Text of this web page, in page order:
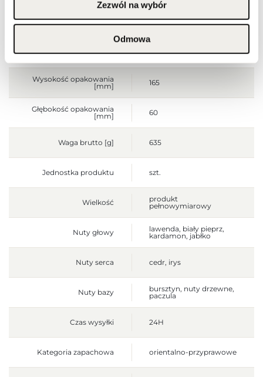
Zezwól na wybór
Odmowa
podrażnioną lub
Wyłącznie do użytku
zewnętrznego.
[mm]
130
Wysokość opakowania
[mm]
165
Głębokość opakowania
[mm]
60
Waga brutto [g] 635
Jednostka produktu szt.
Wielkość
produkt
pełnowymiarowy
Nuty głowy
lawenda, biały pieprz,
kardamon, jabłko
Nuty serca cedr, irys
Nuty bazy
bursztyn, nuty drzewne,
paczula
Czas wysyłki 24H
Kategoria zapachowa orientalno-przyprawowe